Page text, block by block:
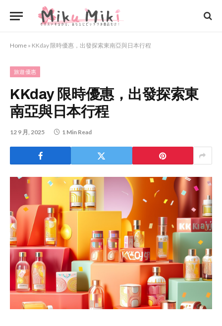
Home » KKday 限時優惠，出發探索東南亞與日本行程
旅遊優惠
KKday 限時優惠，出發探索東
南亞與日本行程
12 9 月, 2025 1 Min Read